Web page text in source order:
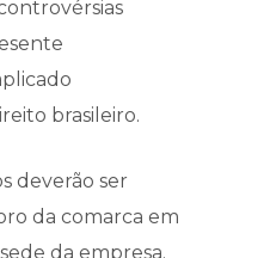
brasileiro.
deverão ser
da comarca em
da empresa.